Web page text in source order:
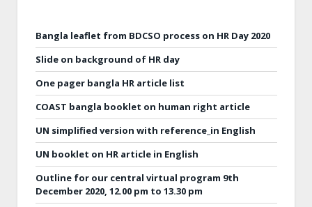
Bangla leaflet from BDCSO process on HR Day 2020
Slide on background of HR day
One pager bangla HR article list
COAST bangla booklet on human right article
UN simplified version with reference_in English
UN booklet on HR article in English
Outline for our central virtual program 9th
December 2020, 12.00 pm to 13.30 pm